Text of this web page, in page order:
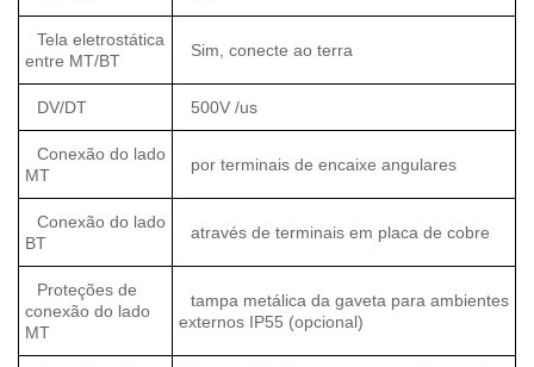
Tela eletrostática
entre MT/BT
Sim, conecte ao terra
DV/DT 500V /us
Conexão do lado
MT
por terminais de encaixe angulares
Conexão do lado
BT
através de terminais em placa de cobre
Proteções de
conexão do lado
MT
tampa metálica da gaveta para ambientes
externos IP55 (opcional)